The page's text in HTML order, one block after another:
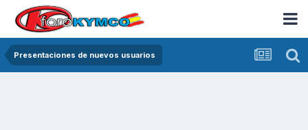
Presentaciones de nuevos usuarios